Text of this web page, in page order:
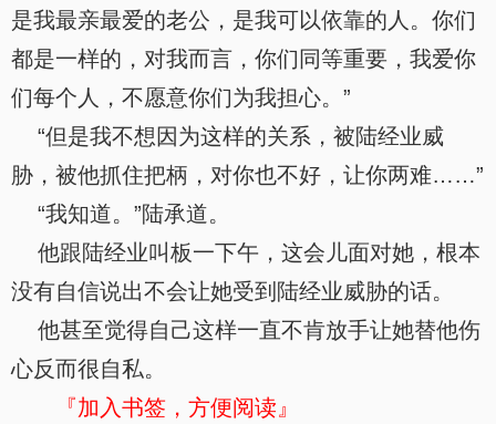
是我最亲最爱的老公，是我可以依靠的人。你们
都是一样的，对我而言，你们同等重要，我爱你
们每个人，不愿意你们为我担心。”
“但是我不想因为这样的关系，被陆经业威
胁，被他抓住把柄，对你也不好，让你两难……”
“我知道。”陆承道。
他跟陆经业叫板一下午，这会儿面对她，根本
没有自信说出不会让她受到陆经业威胁的话。
他甚至觉得自己这样一直不肯放手让她替他伤
心反而很自私。
『加入书签，方便阅读』